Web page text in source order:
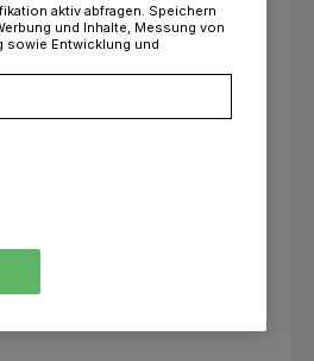
aktiv abfragen. Speichern
und Inhalte, Messung von
sowie Entwicklung und